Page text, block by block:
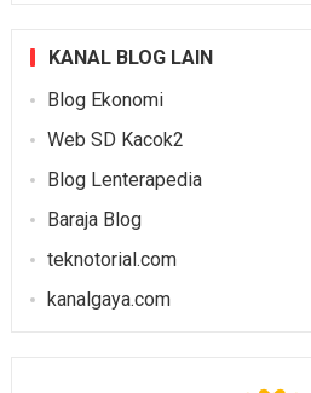
KANAL BLOG LAIN
Blog Ekonomi
Web SD Kacok2
Blog Lenterapedia
Baraja Blog
teknotorial.com
kanalgaya.com